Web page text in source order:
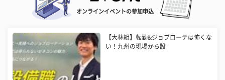
オンラインイベントの参加申込
【大林組】転勤&ジョブローテは怖くな
い！九州の現場から設